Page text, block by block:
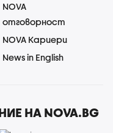
NOVA
отговорност
NOVA Кариери
News in English
НА NOVA.BG